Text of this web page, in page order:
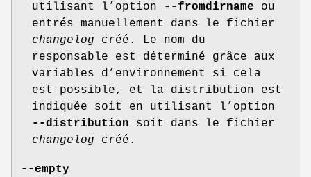
utilisant l’option
--fromdirname ou
entrés manuellement dans le fichier
changelog créé. Le nom du
responsable est déterminé grâce aux
variables d’environnement si cela
est possible, et la distribution est
indiquée soit en utilisant l’option
--distribution soit dans le fichier
changelog créé.
--empty